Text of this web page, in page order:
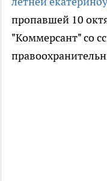
пропавшей 10
"Коммерсант" со